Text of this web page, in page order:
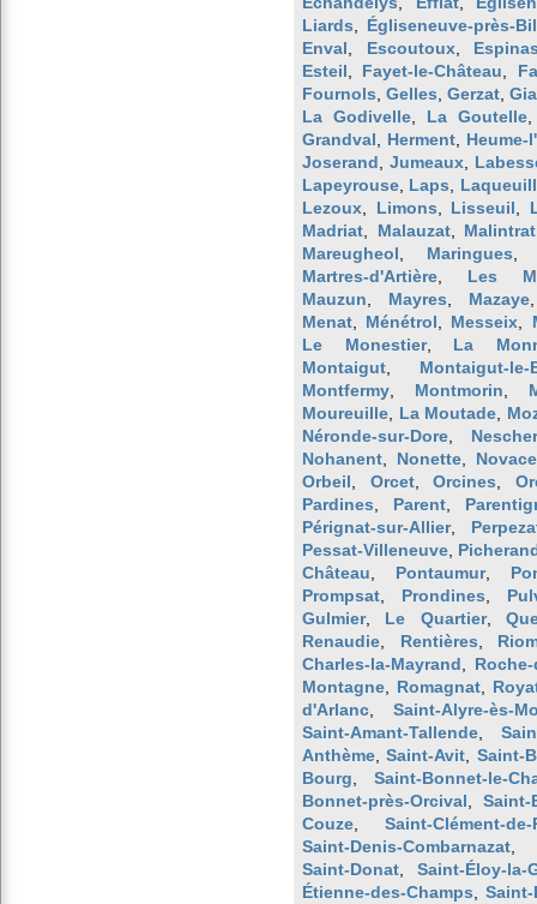
Liards
Égliseneuve-près-
Enval
Escoutoux,
Esteil
Fayet-le-Château
Fournols Gelles Gerzat
La Godivelle, La Goutelle
Grandval
Herment
Heume-
Joserand ,Jumeaux
Lapeyrouse Laps
Lezoux
Limons Lisseuil
Madriat
Malauzat, Malintrat
Mareugheol
Maringues
Martres-d'Artière
Les
Mauzun
Mayres Mazaye
Menat
Ménétrol Messeix
Le Monestier, La
Montaigut
Montaigut-le-
Montfermy
Montmorin
Moureuille
La Moutade
Néronde-sur-Dore
Nohanent
Nonette
Orbeil
Orcet,Orcines ,
Pardines
Parent
Pérignat-sur-Allier,
Pessat-Villeneuve
Château
Pontaumur,
Prompsat
Prondines
Gulmier, Le Quartier,
Renaudie
Rentières
Charles-la-Mayrand
Montagne
Romagnat
d'Arlanc
Saint-Alyre-ès-
Saint-Amant-Tallende
Anthème ,Saint-Avit
Saint-
Bourg
Saint-Bonnet-le-
Bonnet-près-Orcival
Saint-
Couze
Saint-Clément-de-
Saint-Denis-Combarnazat
Saint-Donat
Saint-Éloy-la-
Étienne-des-Champs